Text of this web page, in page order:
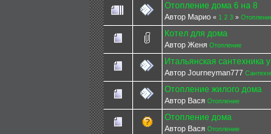
Отопление дома 6 на 8
Автор Марио « 1 2 3»
Котел для дома
Автор Женя Отопление
Итальянская сантехника
Автор Journeyman777
Отопление жилого дома
Автор Вася Отопление
Отопление дома
Автор Вася Отопление